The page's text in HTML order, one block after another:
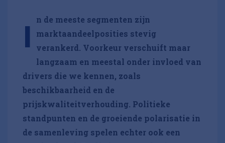
I
n de meeste segmenten zijn
marktaandeelposities stevig
verankerd. Voorkeur verschuift maar
langzaam en meestal onder invloed van
drivers die we kennen, zoals
beschikbaarheid en de
prijskwaliteitverhouding. Politieke
standpunten en de groeiende polarisatie in
de samenleving spelen echter ook een